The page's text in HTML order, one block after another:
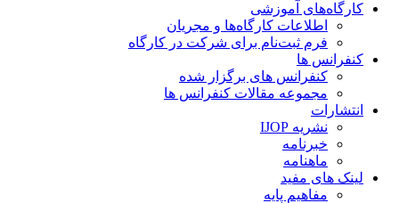
کارگاه‌های آموزشی
اطلاعات کارگاه‌ها و مجریان
فرم ثبت‌نام برای شرکت در کارگاه
کنفرانس ها
کنفرانس های برگزار شده
مجموعه مقالات کنفرانس ها
انتشارات
نشریه IJOP
خبرنامه
ماهنامه
لینک های مفید
مفاهیم پایه